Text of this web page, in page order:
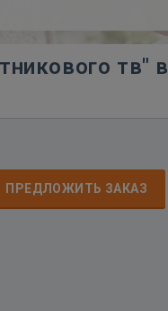
тв" в
ПРЕДЛОЖИТЬ ЗАКАЗ